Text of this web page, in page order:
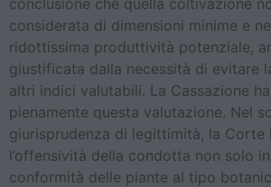
conclusione che quella coltivazione
considerata di dimensioni minime e
ridottissima produttività potenziale,
giustificata dalla necessità di evitare
altri indici valutabili. La Cassazione
pienamente questa valutazione. Nel
giurisprudenza di legittimità, la Corte
l’offensività della condotta non solo
conformità delle piante al tipo